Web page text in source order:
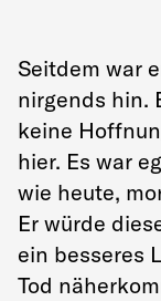
Seitdem war
nirgends hin.
keine
hier. Es war
wie heute,
Er würde
ein besseres
Tod